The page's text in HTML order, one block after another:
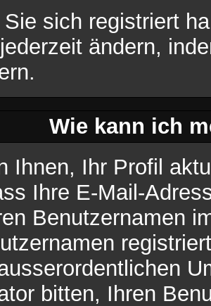
sich registriert
ändern,
Wie kann ich
Ihnen, Ihr Profil
Ihre E-Mail-
Benutzernamen
bitten, Ihren